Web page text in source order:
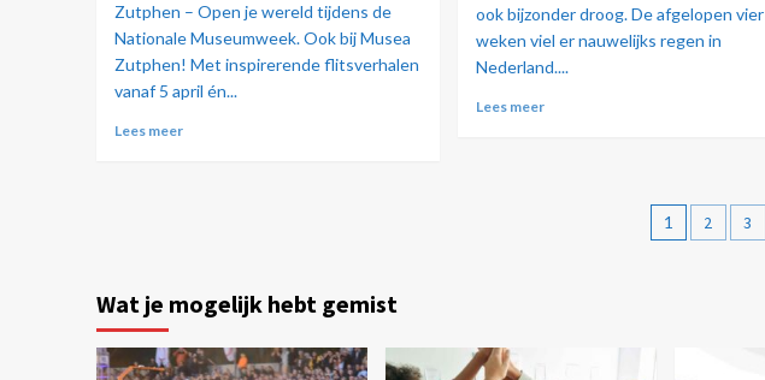
Zutphen – Open je wereld tijdens de
Nationale Museumweek. Ook bij Musea
Zutphen! Met inspirerende flitsverhalen
vanaf 5 april én...
Lees meer
ook bijzonder droog. De afgelopen vier
weken viel er nauwelijks regen in
Nederland....
Lees meer
1 2 3
Wat je mogelijk hebt gemist